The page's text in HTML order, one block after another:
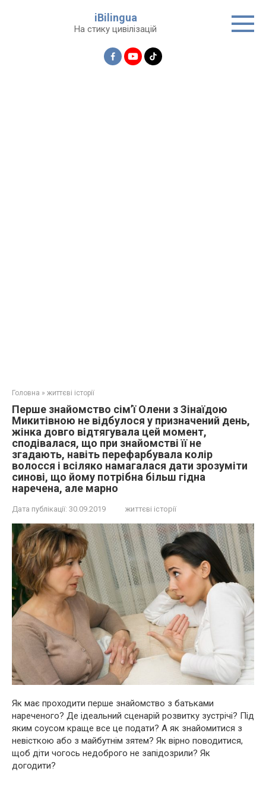
iBilingua
На стику цивілізацій
Головна » життєві історії
Перше знайомство сім’ї Олени з Зінаїдою
Микитівною не відбулося у призначений день,
жінка довго відтягувала цей момент,
сподівалася, що при знайомстві її не
згадають, навіть перефарбувала колір
волосся і всіляко намагалася дати зрозуміти
синові, що йому потрібна більш гідна
наречена, але марно
Дата публікації: 30.09.2019 життєві історії
Як має проходити перше знайомство з батьками
нареченого? Де ідеальний сценарій розвитку зустрічі? Під
яким соусом краще все це подати? А як знайомитися з
невісткою або з майбутнім зятем? Як вірно поводитися,
щоб діти чогось недоброго не запідозрили? Як
догодити?